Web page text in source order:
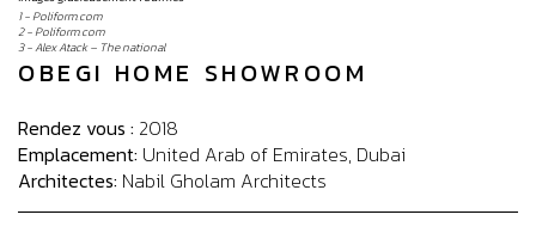
1 - Poliform.com
2 - Poliform.com
3 - Alex Atack – The national
OBEGI HOME SHOWROOM
Rendez vous : 2018
Emplacement: United Arab of Emirates, Dubai
Architectes: Nabil Gholam Architects